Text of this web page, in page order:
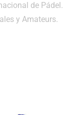
de Pádel.
y Amateurs.